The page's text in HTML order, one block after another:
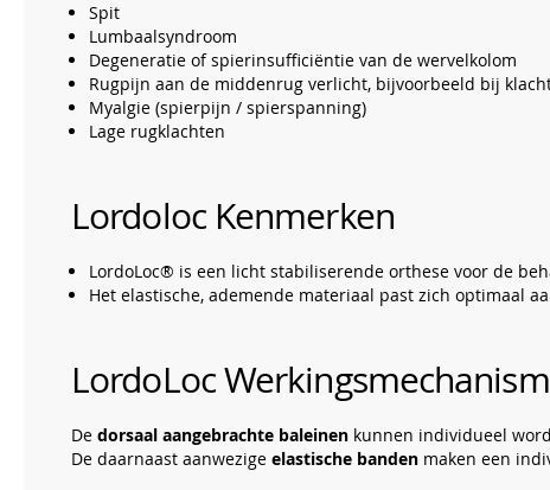
Spit
Lumbaalsyndroom
Degeneratie of spierinsufficiëntie van de wervelkolom
Rugpijn aan de middenrug verlicht, bijvoorbeeld bij
Myalgie (spierpijn / spierspanning)
Lage rugklachten
Lordoloc Kenmerken
LordoLoc® is een licht stabiliserende orthese voor de
Het elastische, ademende materiaal past zich optimaal
LordoLoc
De dorsaal aangebrachte baleinen kunnen individueel
De daarnaast aanwezige elastische banden maken een